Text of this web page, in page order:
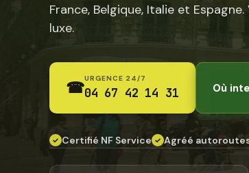
France, Belgique, Italie et
luxe.
☎URGENCE 24/7
04 67 42 14 31 Où
✓ Certifié NF Service ✓ Agréé